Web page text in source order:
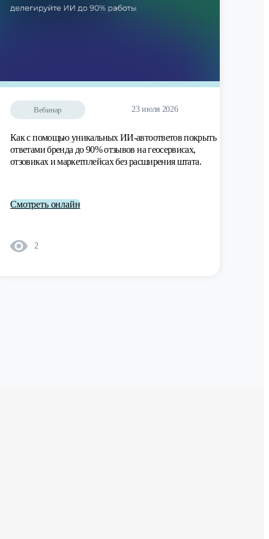
Вебинар 23 июля 2026
Как с помощью уникальных ИИ-автоответов покрыть
ответами бренда до 90% отзывов на геосервисах,
отзовиках и маркетплейсах без расширения штата.
Смотреть онлайн
2